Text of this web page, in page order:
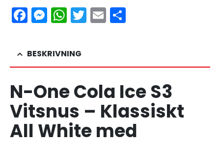
Facebook
Messenger
WhatsApp
Twitter
Email
BESKRIVNING
N-One Cola Ice S3
Vitsnus – Klassiskt
All White med